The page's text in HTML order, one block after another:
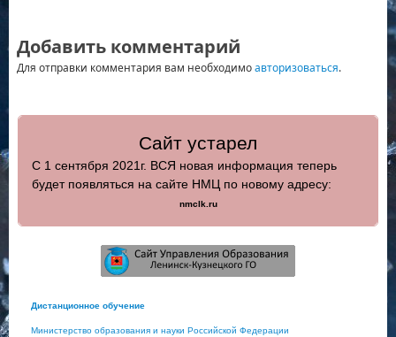
Добавить комментарий
Для отправки комментария вам необходимоавторизоваться.
Сайт устарел
С 1 сентября 2021г. ВСЯ новая информация теперь
будет появляться на сайте НМЦ по новому адресу:
nmclk.ru
Дистанционное обучение
Министерство образования и науки Российской Федерации